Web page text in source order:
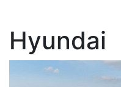
Hyundai